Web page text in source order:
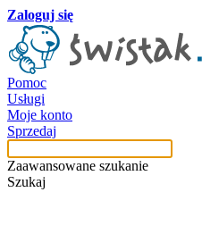
Zaloguj się
Pomoc
Usługi
Moje konto
Sprzedaj
Zaawansowane szukanie
Szukaj